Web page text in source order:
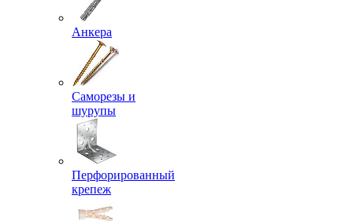
Анкера
Саморезы и
шурупы
Перфорированный
крепеж